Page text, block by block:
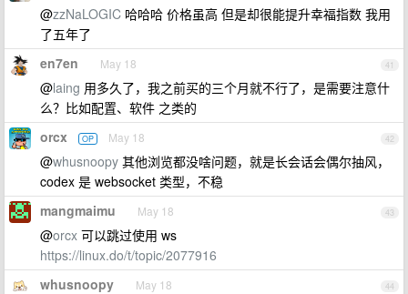
@zzNaLOGIC 哈哈哈 价格虽高 但是却很能提升幸福指数 我用
了五年了
41
en7en May 18
@laing 用多久了，我之前买的三个月就不行了，是需要注意什
么？比如配置、软件 之类的
42
orcx OP May 18
@whusnoopy 其他浏览都没啥问题，就是长会话会偶尔抽风，
codex 是 websocket 类型，不稳
43
mangmaimu May 18
@orcx 可以跳过使用 ws
https://linux.do/t/topic/2077916
44
whusnoopy May 18